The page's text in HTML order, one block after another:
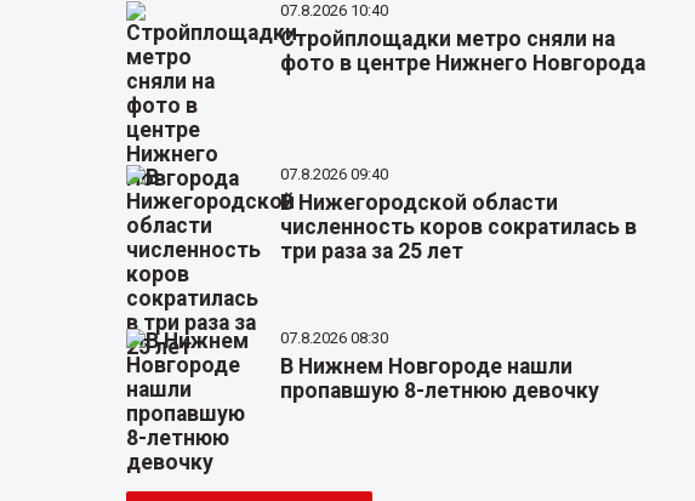
07.8.2026 10:40
Стройплощадки метро сняли на
фото в центре Нижнего Новгорода
07.8.2026 09:40
В Нижегородской области
численность коров сократилась в
три раза за 25 лет
07.8.2026 08:30
В Нижнем Новгороде нашли
пропавшую 8-летнюю девочку